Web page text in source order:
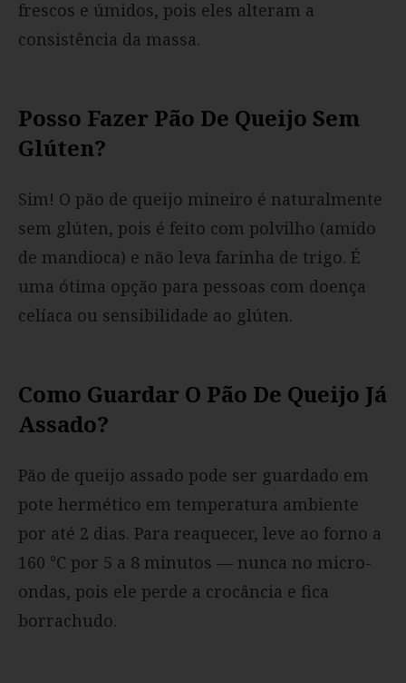
frescos e úmidos, pois eles alteram a
consistência da massa.
Posso Fazer Pão De Queijo Sem
Glúten?
Sim! O pão de queijo mineiro é naturalmente
sem glúten, pois é feito com polvilho (amido
de mandioca) e não leva farinha de trigo. É
uma ótima opção para pessoas com doença
celíaca ou sensibilidade ao glúten.
Como Guardar O Pão De Queijo Já
Assado?
Pão de queijo assado pode ser guardado em
pote hermético em temperatura ambiente
por até 2 dias. Para reaquecer, leve ao forno a
160 °C por 5 a 8 minutos — nunca no micro-
ondas, pois ele perde a crocância e fica
borrachudo.